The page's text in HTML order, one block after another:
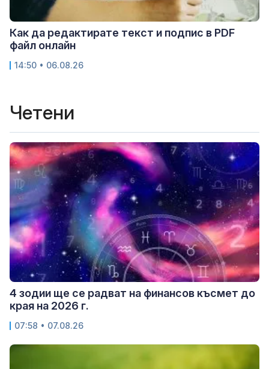
Как да редактирате текст и подпис в PDF
файл онлайн
14:50 • 06.08.26
Четени
4 зодии ще се радват на финансов късмет до
края на 2026 г.
07:58 • 07.08.26